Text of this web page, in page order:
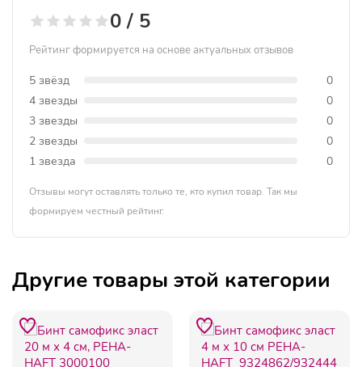
0 / 5
Рейтинг формируется на основе актуальных отзывов
5 звёзд
0
4 звезды
0
3 звезды
0
2 звезды
0
1 звезда
0
Отзывы могут оставлять только те, кто купил товар. Так мы
формируем честный рейтинг.
Другие товары этой категории